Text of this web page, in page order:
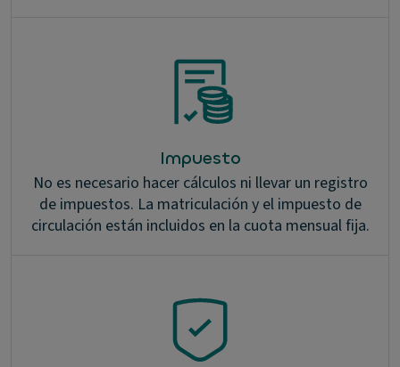
Impuesto
No es necesario hacer cálculos ni llevar un registro
de impuestos. La matriculación y el impuesto de
circulación están incluidos en la cuota mensual fija.